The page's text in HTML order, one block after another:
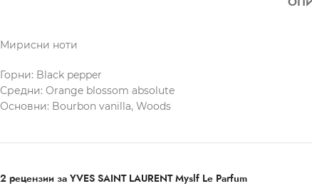
Мирисни ноти
Горни: Black pepper
Средни: Orange blossom absolute
Основни: Bourbon vanilla, Woods
2 рецензии за YVES SAINT LAURENT Myslf Le Parfum